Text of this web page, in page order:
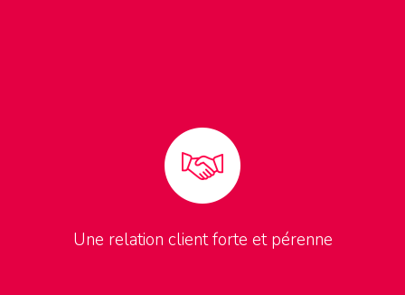
Une relation client forte et pérenne